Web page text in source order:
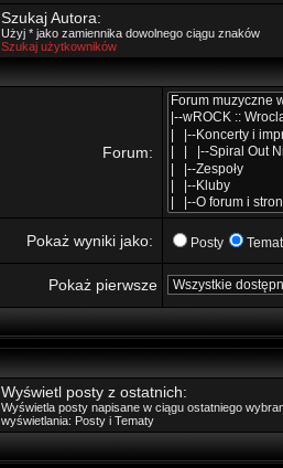
Szukaj Autora:
Użyj * jako zamiennika dowolnego ciągu znaków
Szukaj użytkowników
Forum:
Pokaż wyniki jako: Posty
Pokaż pierwsze
Wyświetl posty z ostatnich:
Wyświetla posty napisane w ciągu ostatniego
wyświetlania: Posty i Tematy